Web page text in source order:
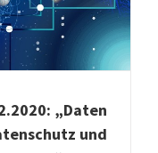
„Daten
und